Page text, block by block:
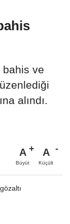
bahis ve
alındı.
A
Büyüt
A
Küçült